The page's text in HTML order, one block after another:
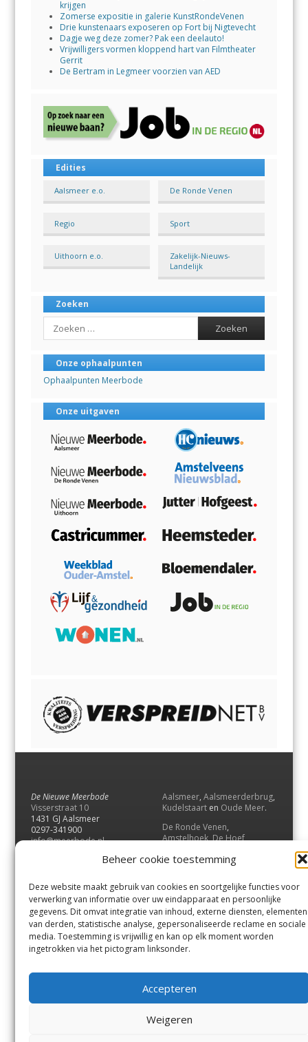
Beheer cookie toestemming
Deze website maakt gebruik van cookies en soortgelijke functies voor
verwerking van informatie over uw eindapparaat en persoonlijke
gegevens. Dit omvat integratie van inhoud, externe diensten, elementen
van derden, statistische analyse, gepersonaliseerde reclame en sociale
media. Toestemming is vrijwillig en kan op elk moment worden
ingetrokken via het pictogram linksonder.
Accepteren
Weigeren
krijgen
Zomerse expositie in galerie KunstRondeVenen
Drie kunstenaars exposeren op Fort bij Nigtevecht
Dagje weg deze zomer? Pak een deelauto!
Vrijwilligers vormen kloppend hart van Filmtheater
Gerrit
De Bertram in Legmeer voorzien van AED
Edities
Aalsmeer e.o. De Ronde Venen
Regio Sport
Uithoorn e.o.
Zakelijk-Nieuws-
Landelijk
Zoeken
Search
Onze ophaalpunten
Ophaalpunten Meerbode
Onze uitgaven
De Nieuwe Meerbode
Visserstraat 10
1431 GJ Aalsmeer
0297-341900
info@meerbode.nl
Aalsmeer, Aalsmeerderbrug,
Kudelstaart en Oude Meer.
De Ronde Venen,
Amstelhoek,De Hoef,
Vrouwenakker,Waverveen
UithoornenDe Kwakel.
Contact
Andere uitgaven
Bezorgklacht
Vacatures
Voorwaarden
Privacyverklaring